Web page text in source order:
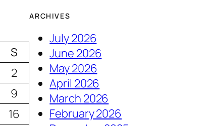
S
2
9
16
ARCHIVES
July 2026
June 2026
May 2026
April 2026
March 2026
February 2026